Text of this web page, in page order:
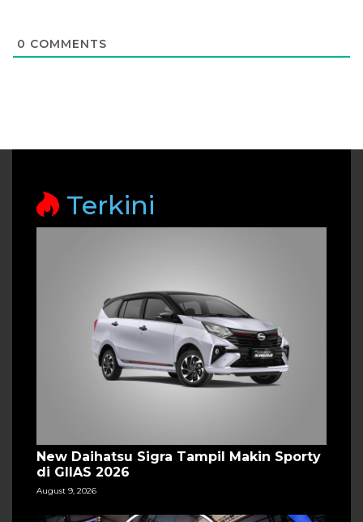
0 COMMENTS
Terkini
New Daihatsu Sigra Tampil Makin Sporty
di GIIAS 2026
August 9, 2026